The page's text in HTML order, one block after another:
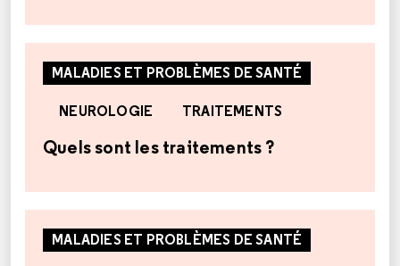
MALADIES ET PROBLÈMES DE SANTÉ
NEUROLOGIE TRAITEMENTS
Quels sont les traitements ?
MALADIES ET PROBLÈMES DE SANTÉ